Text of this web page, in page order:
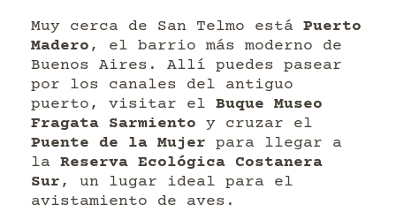
Muy cerca de San Telmo está Puerto
Madero , el barrio más moderno de
Buenos Aires. Allí puedes pasear
por los canales del antiguo
puerto, visitar el Buque Museo
Fragata Sarmiento y cruzar el
Puente de la Mujer para llegar a
la Reserva Ecológica Costanera
Sur , un lugar ideal para el
avistamiento de aves.